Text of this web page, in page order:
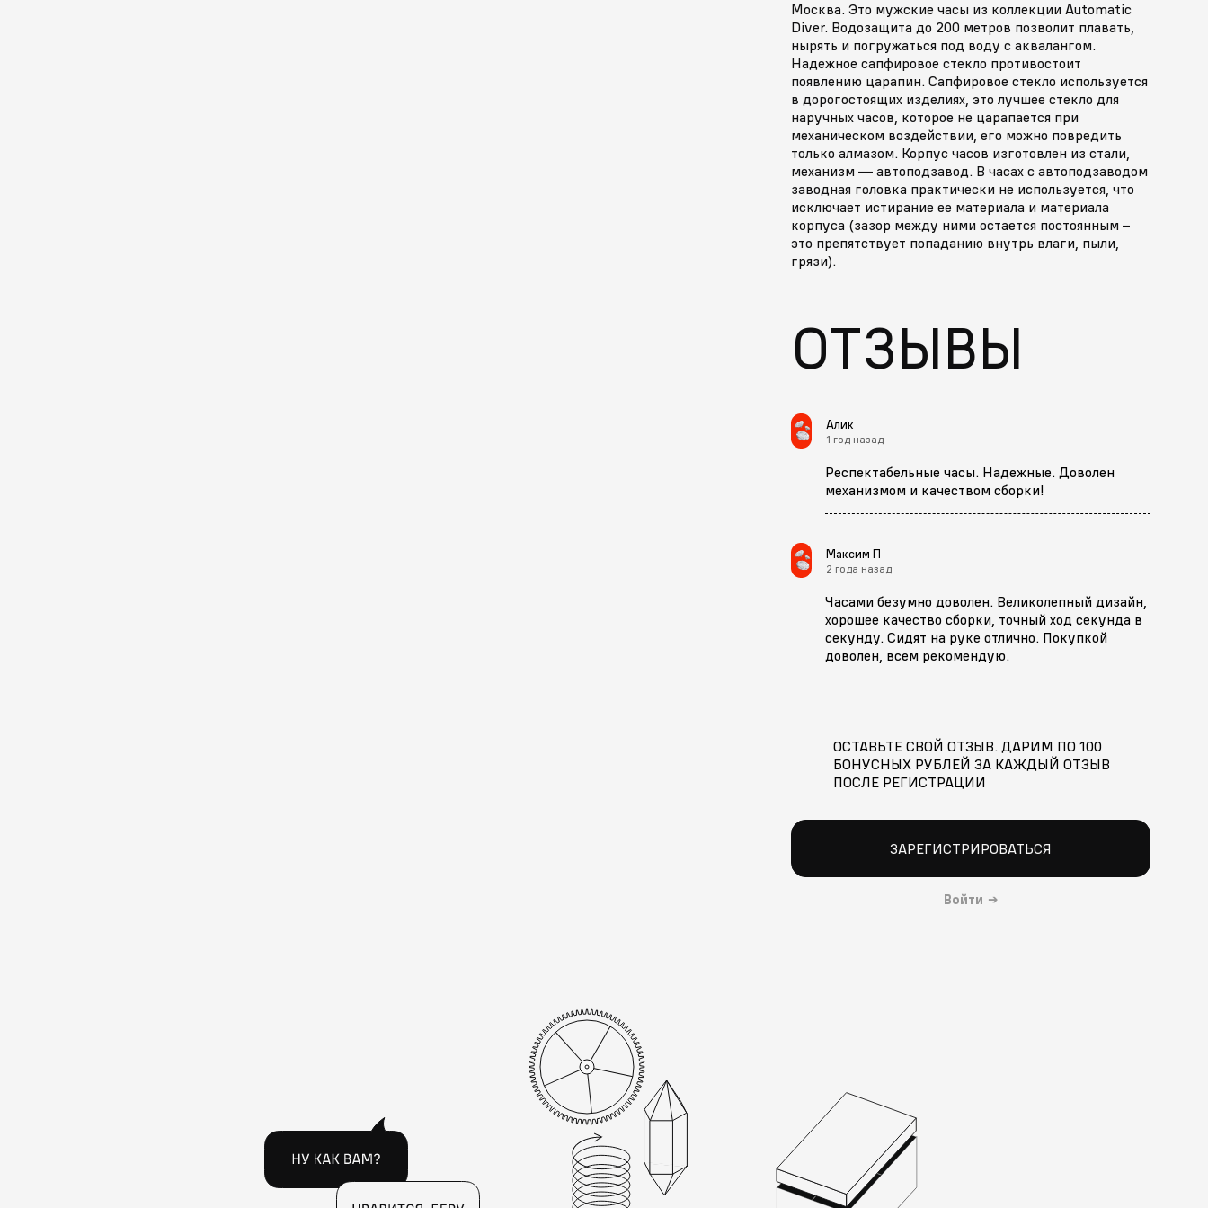
Москва. Это мужские часы из коллекции Automatic
Diver. Водозащита до 200 метров позволит плавать,
нырять и погружаться под воду с аквалангом.
Надежное сапфировое стекло противостоит
появлению царапин. Сапфировое стекло используется
в дорогостоящих изделиях, это лучшее стекло для
наручных часов, которое не царапается при
механическом воздействии, его можно повредить
только алмазом. Корпус часов изготовлен из стали,
механизм — автоподзавод. В часах с автоподзаводом
заводная головка практически не используется, что
исключает истирание ее материала и материала
корпуса (зазор между ними остается постоянным –
это препятствует попаданию внутрь влаги, пыли,
грязи).
ОТЗЫВЫ
Алик
1 год назад
Респектабельные часы. Надежные. Доволен
механизмом и качеством сборки!
Максим П
2 года назад
Часами безумно доволен. Великолепный дизайн,
хорошее качество сборки, точный ход секунда в
секунду. Сидят на руке отлично. Покупкой
доволен, всем рекомендую.
ОСТАВЬТЕ СВОЙ ОТЗЫВ. ДАРИМ ПО 100
БОНУСНЫХ РУБЛЕЙ ЗА КАЖДЫЙ ОТЗЫВ
ПОСЛЕ РЕГИСТРАЦИИ
ЗАРЕГИСТРИРОВАТЬСЯ
Войти →